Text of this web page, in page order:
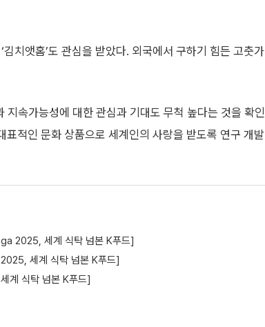
치앳홈’도 관심을 받았다. 외국에서 구하기 힘든 고춧가
속가능성에 대한 관심과 기대도 무척 높다는 것을 확인
적인 문화 상품으로 세계인의 사랑을 받도록 연구 개발
2025, 세계 식탁 넘본 K푸드]
세계 식탁 넘본 K푸드]
계 식탁 넘본 K푸드]